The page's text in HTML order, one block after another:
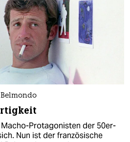
Protagonisten der 50er-
Nun ist der französische